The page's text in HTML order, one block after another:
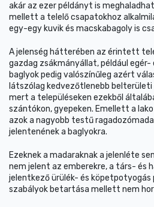
akár az ezer példányt is
mellett a telelő csapatokhoz
egy-egy kuvik és macskabagoly is
A jelenség hátterében az érintett
gazdag zsákmányállat, például egér-
baglyok pedig valószínűleg azért
látszólag kedvezőtlenebb
mert a településeken ezekből
szántókon, gyepeken. Emellett a
azok a nagyobb testű
jelentenének a baglyokra.
Ezeknek a madaraknak a jelenléte
nem jelent az emberekre, a társ- és
jelentkező ürülék- és köpetpotyogás
szabályok betartása mellett nem